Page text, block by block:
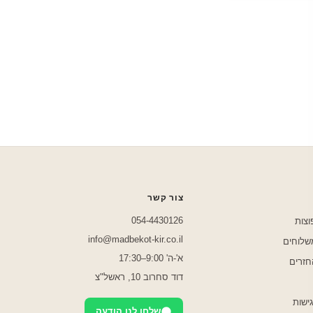
צור קשר
054-4430126
info@madbekot-kir.co.il
א'-ה' 9:00–17:30
דוד סחרוב 10, ראשל"צ